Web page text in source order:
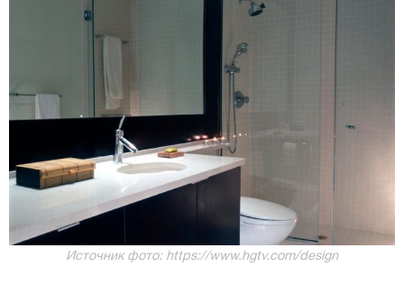
Источник фото: https://www.hgtv.com/design